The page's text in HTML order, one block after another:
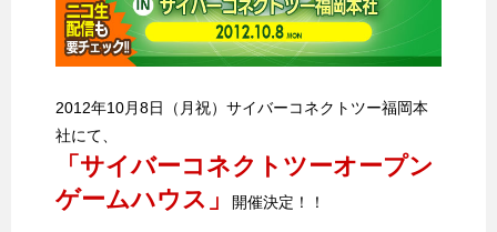
2012年10月8日（月祝）サイバーコネクトツー福岡本
社にて、
「サイバーコネクトツーオープン
ゲームハウス」
開催決定！！